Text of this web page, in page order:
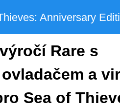
Anniversary
Rare s
a
Sea of